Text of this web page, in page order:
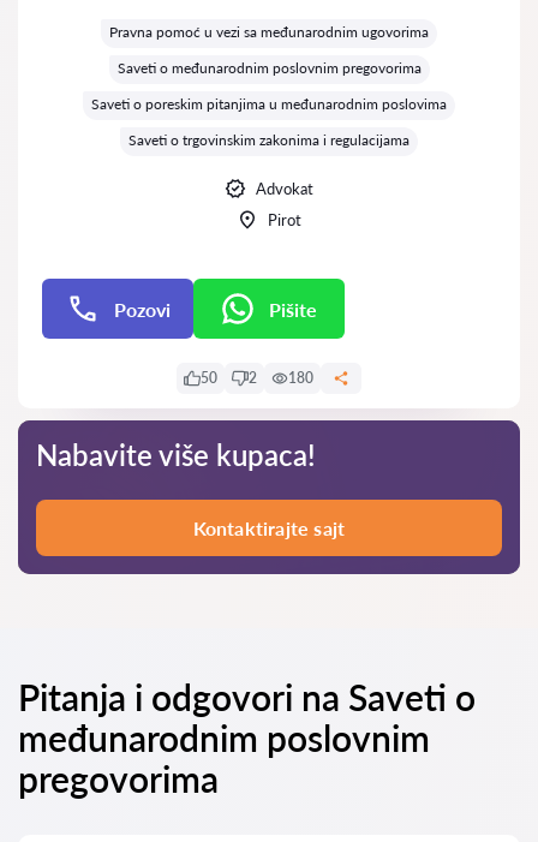
Pravna pomoć u vezi sa međunarodnim ugovorima
Saveti o međunarodnim poslovnim pregovorima
Saveti o poreskim pitanjima u međunarodnim poslovima
Saveti o trgovinskim zakonima i regulacijama
Advokat
Pirot
Pozovi Pišite
50 2 180
Nabavite više kupaca!
Kontaktirajte sajt
Pitanja i odgovori na Saveti o
međunarodnim poslovnim
pregovorima